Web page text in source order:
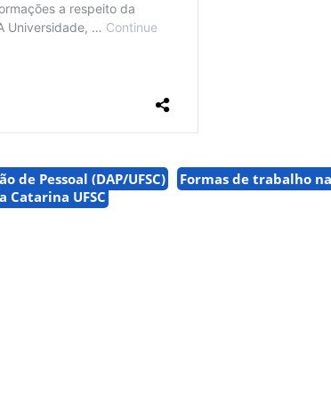
Pessoal (DAP/UFSC)
Formas de trabalho na
Catarina UFSC